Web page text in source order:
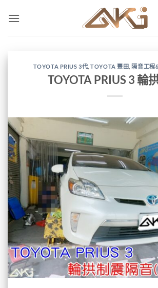
TOYOTA PRIUS 3代,TOYOTA 豐田 隔音工程
TOYOTA PRIUS 3 輪